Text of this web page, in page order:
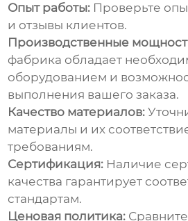
Опыт работы: Проверьте
и отзывы клиентов.
Производственные
фабрика обладает
оборудованием и
выполнения вашего заказа.
Качество материалов:
материалы и их
требованиям.
Сертификация: Наличие
качества гарантирует
стандартам.
Ценовая политика: